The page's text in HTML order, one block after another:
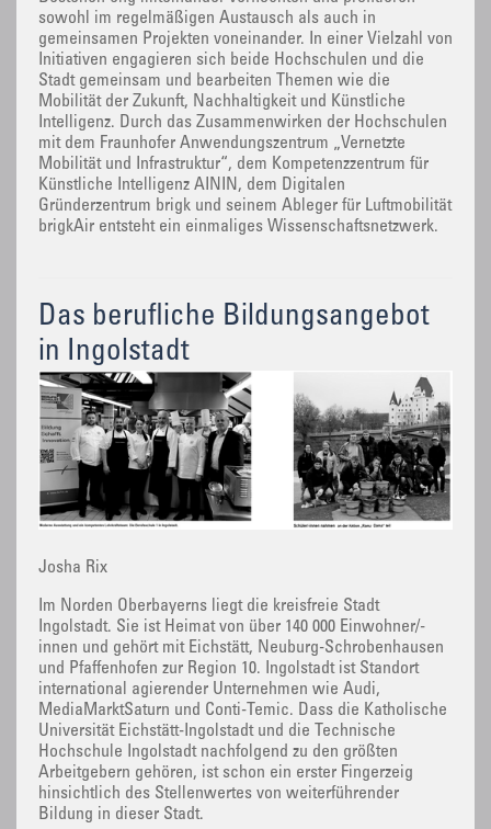
sowohl im regelmäßigen Austausch als auch in
gemeinsamen Projekten voneinander. In einer Vielzahl von
Initiativen engagieren sich beide Hochschulen und die
Stadt gemeinsam und bearbeiten Themen wie die
Mobilität der Zukunft, Nachhaltigkeit und Künstliche
Intelligenz. Durch das Zusammenwirken der Hochschulen
mit dem Fraunhofer Anwendungszentrum „Vernetzte
Mobilität und Infrastruktur“, dem Kompetenzzentrum für
Künstliche Intelligenz AININ, dem Digitalen
Gründerzentrum brigk und seinem Ableger für Luftmobilität
brigkAir entsteht ein einmaliges Wissenschaftsnetzwerk.
Das berufliche Bildungsangebot
in Ingolstadt
Josha Rix
Im Norden Oberbayerns liegt die kreisfreie Stadt
Ingolstadt. Sie ist Heimat von über 140 000 Einwohner/-
innen und gehört mit Eichstätt, Neuburg-Schrobenhausen
und Pfaffenhofen zur Region 10. Ingolstadt ist Standort
international agierender Unternehmen wie Audi,
MediaMarktSaturn und Conti-Temic. Dass die Katholische
Universität Eichstätt-Ingolstadt und die Technische
Hochschule Ingolstadt nachfolgend zu den größten
Arbeitgebern gehören, ist schon ein erster Fingerzeig
hinsichtlich des Stellenwertes von weiterführender
Bildung in dieser Stadt.